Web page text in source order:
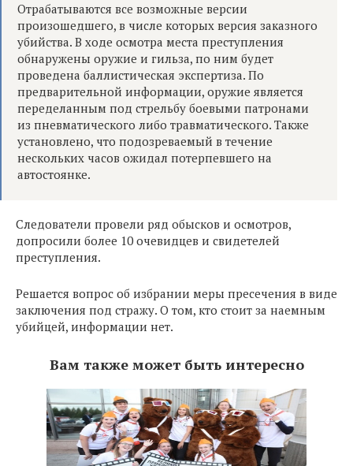
Отрабатываются все возможные версии
произошедшего, в числе которых версия заказного
убийства. В ходе осмотра места преступления
обнаружены оружие и гильза, по ним будет
проведена баллистическая экспертиза. По
предварительной информации, оружие является
переделанным под стрельбу боевыми патронами
из пневматического либо травматического. Также
установлено, что подозреваемый в течение
нескольких часов ожидал потерпевшего на
автостоянке.
Следователи провели ряд обысков и осмотров,
допросили более 10 очевидцев и свидетелей
преступления.
Решается вопрос об избрании меры пресечения в виде
заключения под стражу. О том, кто стоит за наемным
убийцей, информации нет.
Вам также может быть интересно